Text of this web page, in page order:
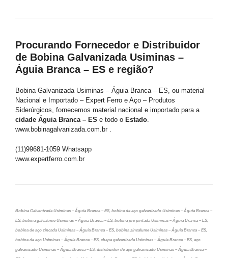
Procurando Fornecedor e Distribuidor
de Bobina Galvanizada Usiminas –
Águia Branca – ES e região?
Bobina Galvanizada Usiminas – Águia Branca – ES, ou material
Nacional e Importado – Expert Ferro e Aço – Produtos
Siderúrgicos, fornecemos material nacional e importado para a
cidade Águia Branca – ES e todo o Estado.
www.bobinagalvanizada.com.br .
(11)99681-1059 Whatsapp
www.expertferro.com.br
Bobina Galvanizada Usiminas – Águia Branca – ES, bobina de aço galvanizado Usiminas – Águia Branca –
ES, bobina galvalume Usiminas – Águia Branca – ES, bobina pre pintada Usiminas – Águia Branca – ES,
bobina de aço zincada Usiminas – Águia Branca – ES, bobina zincalume Usiminas – Águia Branca – ES,
bobina de aço Usiminas – Águia Branca – ES, chapa galvanizada Usiminas – Águia Branca – ES, aço
galvanizado Usiminas – Águia Branca – ES, distribuidor de aço galvanizado Usiminas – Águia Branca –